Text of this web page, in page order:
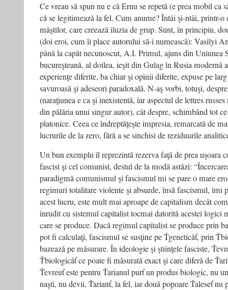
Ce vreau să spun nu e că Ernu se repetă (e prea mobil ca
că se legitimează la fel. Cum anume? Întâi şi-ntâi, printr-
măştilor, care creează iluzia de grup. Sunt, în principiu,
(doi eroi, cum îi place autorului să-i numească): Vasilyi
până la capăt necunoscut, A.I. Primul, ajuns din Uniunea
bucureşteană, al doilea, ieşit din Gulag în Rusia modernă
experienţe diferite, ba chiar şi opinii diferite, expuse pe
savuroasă şi adeseori paradoxală. N-aş vorbi, totuşi,
(naraţiunea e ca şi inexistentă, iar aspectul de lettres
din pălăria unui singur autor), cât despre, schimbând tot
platonice. Ceea ce îndreptăţeşte impresia, remarcată de
lucrurile de la zero, fără a se sinchisi de reziduurile
Un bun exemplu îl reprezintă rezerva faţă de prea uşoara
fascist şi cel comunist, destul de la modă astăzi:
paradigmă comunismul şi fascismul mi se pare o mare
regimuri totalitare violente şi absurde, însă fascismul, îmi
acest lucru, este mult mai aproape de capitalism decât
înrudit cu sistemul capitalist tocmai datorită acestei logici
care se produce. Dacă regimul capitalist se produce prin
pot fi calculaţi, fascismul se susţine pe Ťgeneticăť, prin
bazează pe măsurare. În ideologie şi ştiinţele fasciste,
Ťbiologicăť ce poate fi măsurată exact şi care diferă de
Ťevreuť este pentru Ťarianul purť un produs biologic, nu
naşti, nu devii, Ťarianť, la fel, iar două popoare Ťaleseť nu